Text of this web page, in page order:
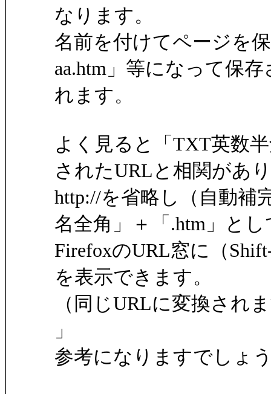
なります。
名前を付けてページを
aa.htm」等になって保存
れます。
よく見ると「TXT英数
されたURLと相関があ
http://を省略し（自動補
名全角」＋「.htm」とし
FirefoxのURL窓に（
を表示できます。
（同じURLに変換され
」
参考になりますでしょ